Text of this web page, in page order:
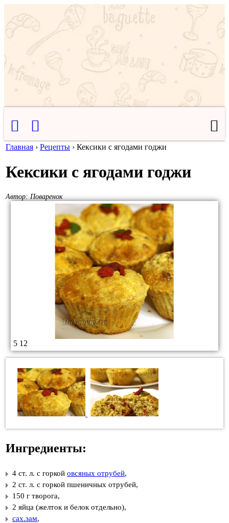
Главная › Рецепты › Кексики с ягодами годжи
Кексики с ягодами годжи
Автор: Поваренок
5 12
Ингредиенты:
4 ст. л. с горкой овсяных отрубей,
2 ст. л. с горкой пшеничных отрубей,
150 г творога,
2 яйца (желток и белок отдельно),
сах.зам,